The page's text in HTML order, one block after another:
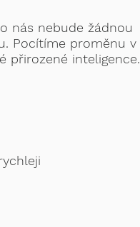
nás nebude žádnou
Pocítíme proměnu v
přirozené inteligence.